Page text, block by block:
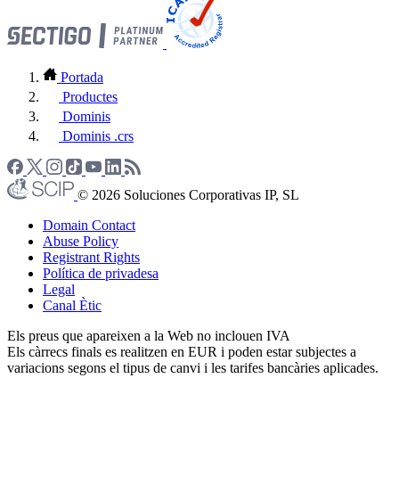
Portada
Productes
Dominis
Dominis .crs
© 2026 Soluciones Corporativas IP, SL
Domain Contact
Abuse Policy
Registrant Rights
Política de privadesa
Legal
Canal Ètic
Els preus que apareixen a la Web no inclouen IVA
Els càrrecs finals es realitzen en EUR i poden estar subjectes a
variacions segons el tipus de canvi i les tarifes bancàries aplicades.